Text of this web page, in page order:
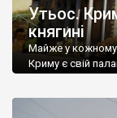
Утьос.
княгині
Майже у кожному
Криму є свій